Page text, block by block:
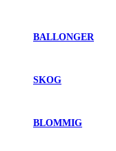
BALLONGER
SKOG
BLOMMIG